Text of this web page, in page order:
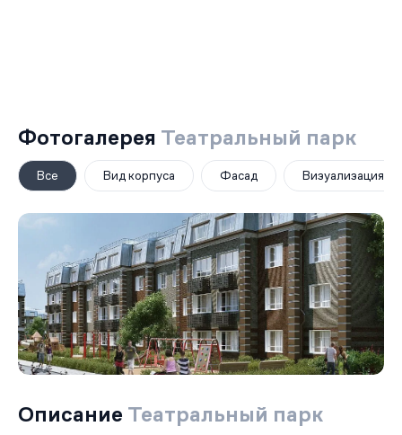
Фотогалерея Театральный парк
Все Вид корпуса Фасад Визуализация
Описание Театральный парк